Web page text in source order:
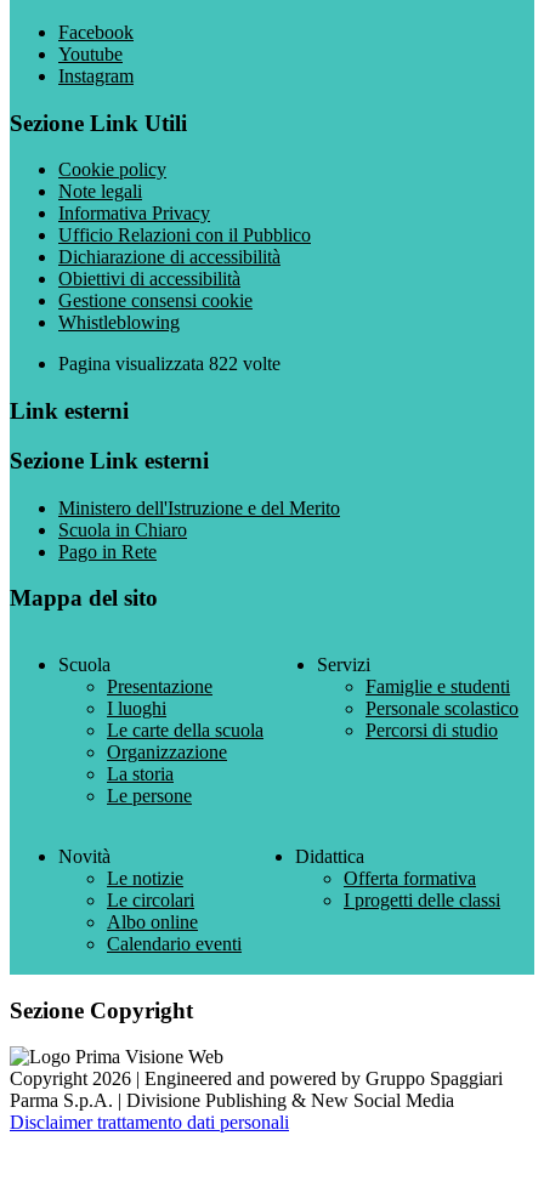
Facebook
Youtube
Instagram
Sezione Link Utili
Cookie policy
Note legali
Informativa Privacy
Ufficio Relazioni con il Pubblico
Dichiarazione di accessibilità
Obiettivi di accessibilità
Gestione consensi cookie
Whistleblowing
Pagina visualizzata 822 volte
Link esterni
Sezione Link esterni
Ministero dell'Istruzione e del Merito
Scuola in Chiaro
Pago in Rete
Mappa del sito
Scuola
Presentazione
I luoghi
Le carte della scuola
Organizzazione
La storia
Le persone
Servizi
Famiglie e studenti
Personale scolastico
Percorsi di studio
Novità
Le notizie
Le circolari
Albo online
Calendario eventi
Didattica
Offerta formativa
I progetti delle classi
Sezione Copyright
Copyright 2026 | Engineered and powered by Gruppo Spaggiari
Parma S.p.A. | Divisione Publishing & New Social Media
Disclaimer trattamento dati personali